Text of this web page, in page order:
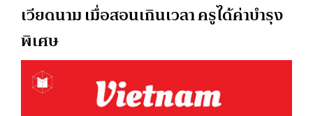
เวียดนาม เมื่อสอนเกินเวลา ครูได้ค่าบำรุง
พิเศษ